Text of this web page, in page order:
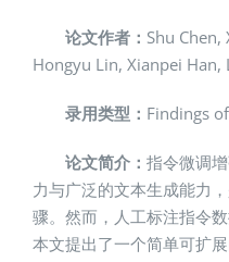
论文作者： Shu Chen,
Hongyu Lin, Xianpei Han,
录用类型： Findings
论文简介： 指令微调
力与广泛的文本生成能力
骤。然而，人工标注指令
本文提出了一个简单可扩